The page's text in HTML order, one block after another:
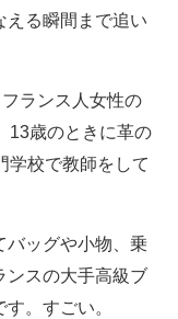
える瞬間まで追い
ランス人女性の
13歳のときに革の
学校で教師をして
ッグや小物、乗
ンスの大手高級ブ
。すごい。